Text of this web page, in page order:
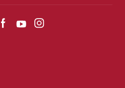
FacebookYouTubeInstagram